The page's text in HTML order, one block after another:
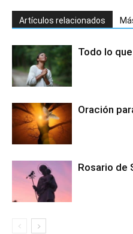
Artículos relacionados
Todo lo
Oración
Rosario de